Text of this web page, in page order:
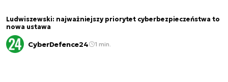
Ludwiszewski: najważniejszy priorytet cyberbezpieczeństwa to
nowa ustawa
CyberDefence24 1 min.